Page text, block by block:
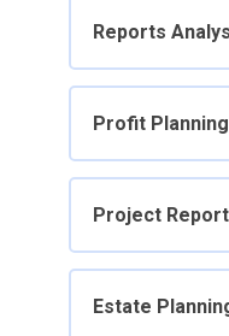
Reports
Profit Planning
Project
Estate